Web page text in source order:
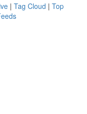
| Tag Cloud | Top